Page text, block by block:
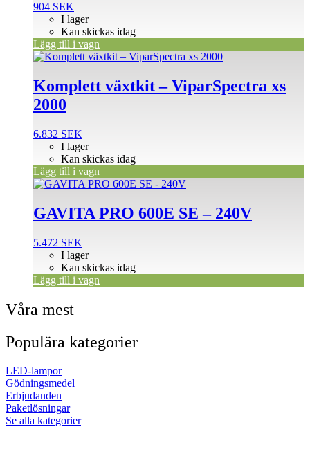
904 SEK
I lager
Kan skickas idag
Lägg till i vagn
Komplett växtkit – ViparSpectra xs
2000
6.832 SEK
I lager
Kan skickas idag
Lägg till i vagn
GAVITA PRO 600E SE – 240V
5.472 SEK
I lager
Kan skickas idag
Lägg till i vagn
Våra mest
Populära kategorier
LED-lampor
Gödningsmedel
Erbjudanden
Paketlösningar
Se alla kategorier